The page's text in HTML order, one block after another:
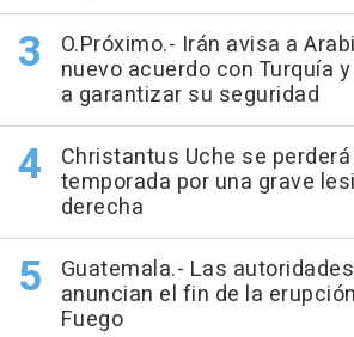
O.Próximo.- Irán avisa a
nuevo acuerdo con Turquía
a garantizar su seguridad
Christantus Uche se
temporada por una grave
derecha
Guatemala.- Las
anuncian el fin de la
Fuego